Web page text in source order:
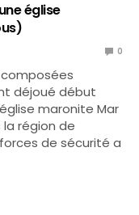
église
0
déjoué début
maronite Mar
la région de
de sécurité a